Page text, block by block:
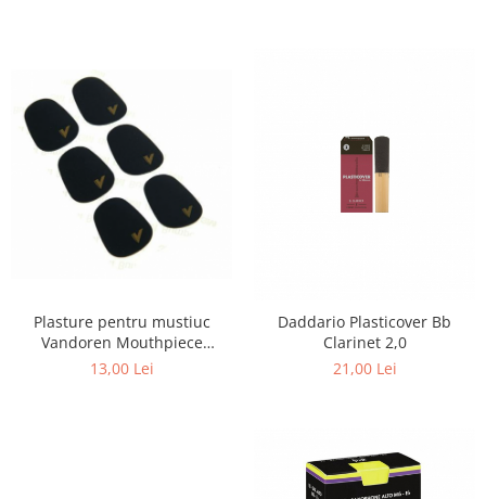
Plasture pentru mustiuc
Vandoren Mouthpiece
Cushions 0,80 mm BK
13,00 Lei
Daddario Plasticover Bb
Clarinet 2,0
21,00 Lei